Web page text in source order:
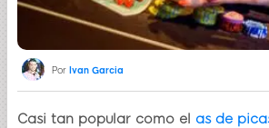
Por Ivan Garcia
Casi tan popular como el as de